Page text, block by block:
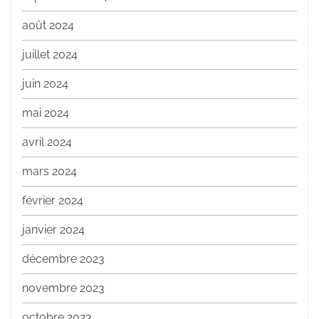
août 2024
juillet 2024
juin 2024
mai 2024
avril 2024
mars 2024
février 2024
janvier 2024
décembre 2023
novembre 2023